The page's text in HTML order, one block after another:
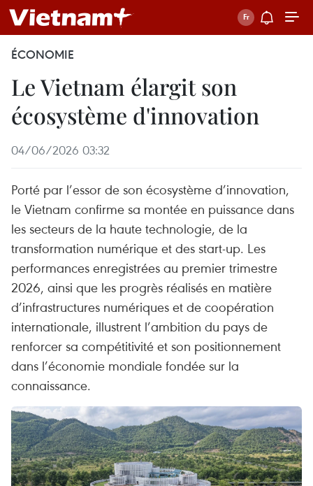
ÉCONOMIE
Le Vietnam élargit son
écosystème d'innovation
04/06/2026 03:32
Porté par l’essor de son écosystème d’innovation,
le Vietnam confirme sa montée en puissance dans
les secteurs de la haute technologie, de la
transformation numérique et des start-up. Les
performances enregistrées au premier trimestre
2026, ainsi que les progrès réalisés en matière
d’infrastructures numériques et de coopération
internationale, illustrent l’ambition du pays de
renforcer sa compétitivité et son positionnement
dans l’économie mondiale fondée sur la
connaissance.